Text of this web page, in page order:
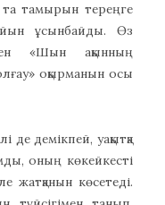
тамырын тереңге
ұсынбайды. Өз
«Шын ақынның
оқырманын осы
демікпей, уақытқа
оның көкейкесті
жатқанын көсетеді.